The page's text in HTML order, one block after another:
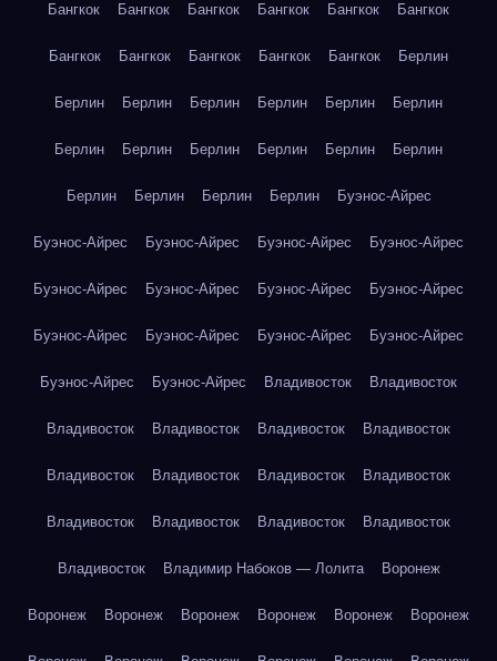
Бангкок Бангкок Бангкок Бангкок Бангкок Бангкок
Бангкок Бангкок Бангкок Бангкок Бангкок Берлин
Берлин Берлин Берлин Берлин Берлин Берлин
Берлин Берлин Берлин Берлин Берлин Берлин
Берлин Берлин Берлин Берлин Буэнос-Айрес
Буэнос-Айрес Буэнос-Айрес Буэнос-Айрес Буэнос-Айрес
Буэнос-Айрес Буэнос-Айрес Буэнос-Айрес Буэнос-Айрес
Буэнос-Айрес Буэнос-Айрес Буэнос-Айрес Буэнос-Айрес
Буэнос-Айрес Буэнос-Айрес Владивосток Владивосток
Владивосток Владивосток Владивосток Владивосток
Владивосток Владивосток Владивосток Владивосток
Владивосток Владивосток Владивосток Владивосток
Владивосток Владимир Набоков — Лолита Воронеж
Воронеж Воронеж Воронеж Воронеж Воронеж Воронеж